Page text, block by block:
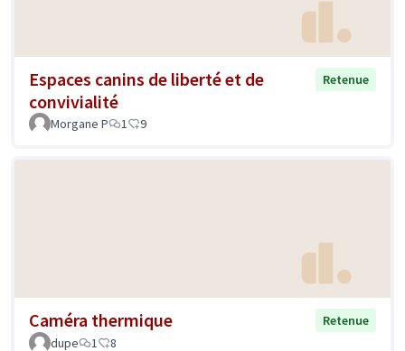
Espaces canins de liberté et de
convivialité
Retenue
Morgane P 1 9
Caméra thermique
Retenue
dupe
1 8